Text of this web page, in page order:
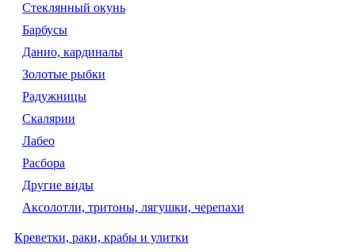
Стеклянный окунь
Барбусы
Данио, кардиналы
Золотые рыбки
Радужницы
Скалярии
Лабео
Расбора
Другие виды
Аксолотли, тритоны, лягушки, черепахи
Креветки, раки, крабы и улитки